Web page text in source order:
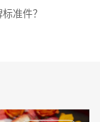
准件？